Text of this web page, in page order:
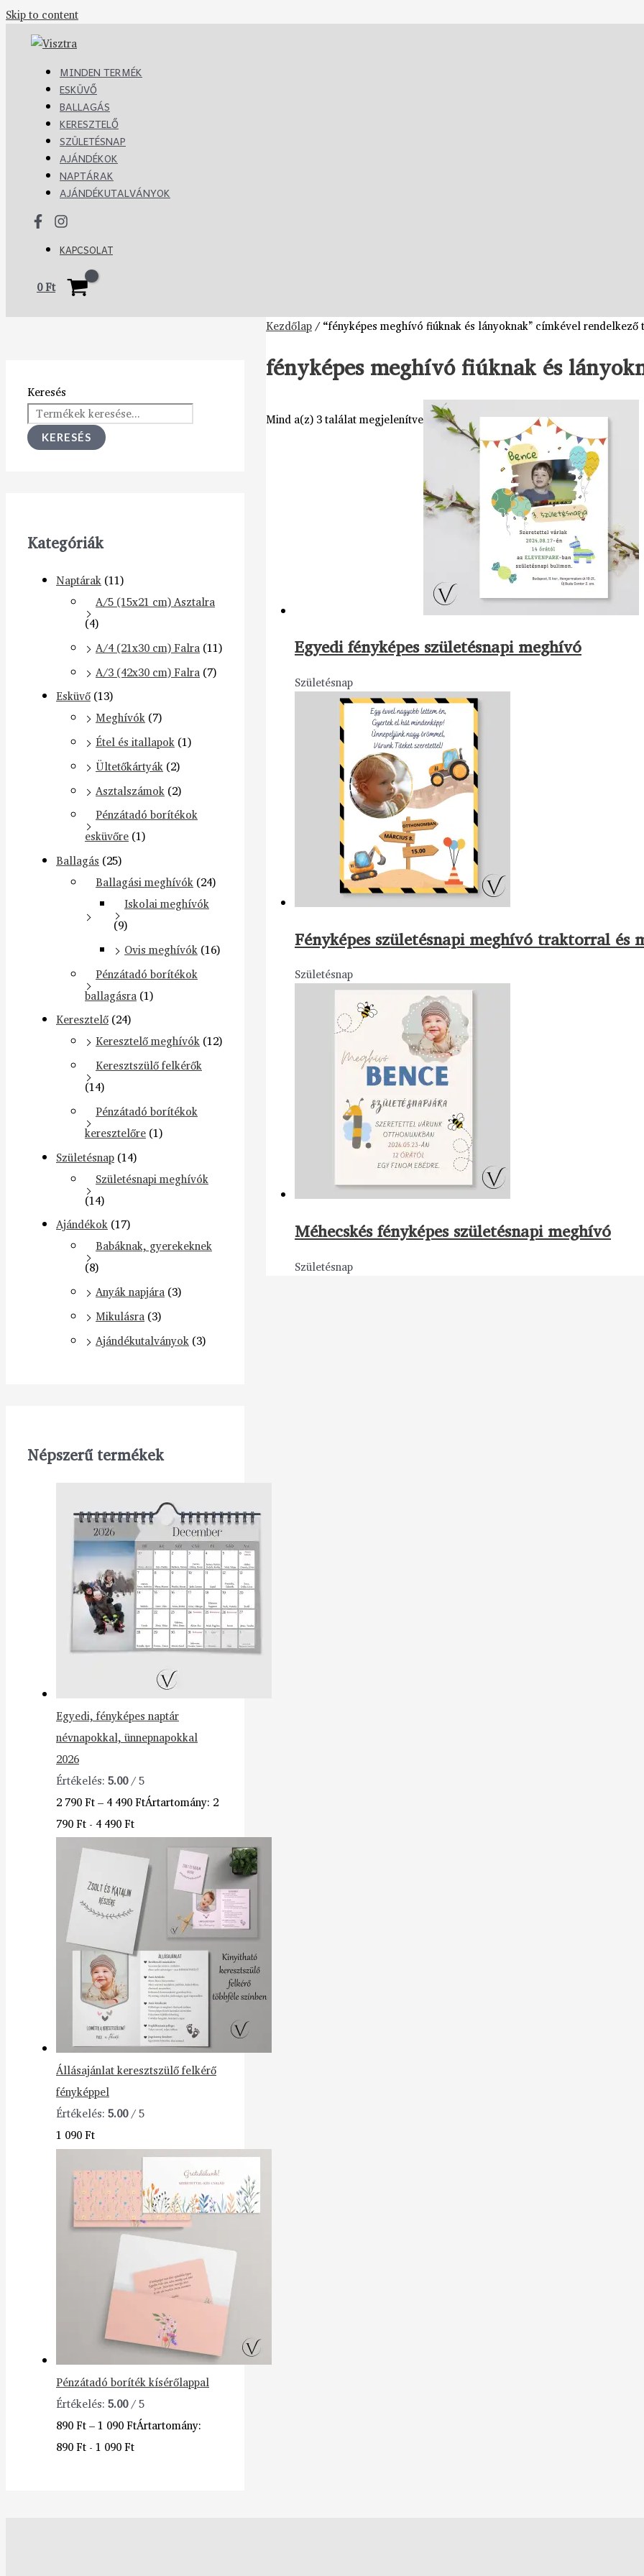
Skip to content
MINDEN TERMÉK
ESKÜVŐ
BALLAGÁS
KERESZTELŐ
SZÜLETÉSNAP
AJÁNDÉKOK
NAPTÁRAK
AJÁNDÉKUTALVÁNYOK
KAPCSOLAT
0Ft
Keresés
KERESÉS
Kategóriák
Naptárak (11)
A/5 (15x21 cm) Asztalra
(4)
A/4 (21x30 cm) Falra (11)
A/3 (42x30 cm) Falra (7)
Esküvő (13)
Meghívók (7)
Étel és itallapok (1)
Ültetőkártyák (2)
Asztalszámok (2)
Pénzátadó borítékok
esküvőre (1)
Ballagás (25)
Ballagási meghívók (24)
Iskolai meghívók
(9)
Ovis meghívók (16)
Pénzátadó borítékok
ballagásra (1)
Keresztelő (24)
Keresztelő meghívók (12)
Keresztszülő felkérők
(14)
Pénzátadó borítékok
keresztelőre (1)
Születésnap (14)
Születésnapi meghívók
(14)
Ajándékok (17)
Babáknak, gyerekeknek
(8)
Anyák napjára (3)
Mikulásra (3)
Ajándékutalványok (3)
Népszerű termékek
Egyedi, fényképes naptár
névnapokkal, ünnepnapokkal
2026
Értékelés: 5.00/ 5
2 790Ft– 4 490FtÁrtartomány: 2
790 Ft - 4 490 Ft
Állásajánlat keresztszülő felkérő
fényképpel
Értékelés: 5.00/ 5
1 090Ft
Pénzátadó boríték kísérőlappal
Értékelés: 5.00/ 5
890Ft–1 090FtÁrtartomány:
890 Ft - 1 090 Ft
Kezdőlap/ “fényképes meghívó fiúknak és lányoknak” címkével rendelkező
fényképes meghívó fiúknak és
Mind a(z) 3 találat megjelenítve
Egyedi fényképes születésnapi meghívó
Születésnap
Fényképes születésnapi meghívó traktorral és
Születésnap
Méhecskés fényképes születésnapi meghívó
Születésnap